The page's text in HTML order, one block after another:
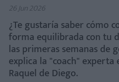
26 Jun 2026
¿Te gustaría saber cómo
forma equilibrada con tu
las primeras semanas de
explica la "coach"
Raquel de Diego.